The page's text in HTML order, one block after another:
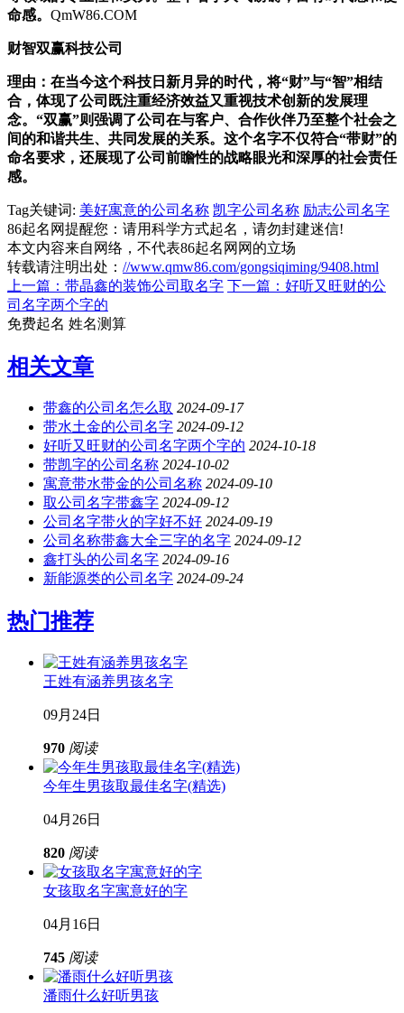
命感。 QmW86.COM
财智双赢科技公司
理由：在当今这个科技日新月异的时代，将“财”与“智”相结
合，体现了公司既注重经济效益又重视技术创新的发展理
念。“双赢”则强调了公司在与客户、合作伙伴乃至整个社会之
间的和谐共生、共同发展的关系。这个名字不仅符合“带财”的
命名要求，还展现了公司前瞻性的战略眼光和深厚的社会责任
感。
Tag关键词: 美好寓意的公司名称 凯字公司名称 励志公司名字
86起名网提醒您：请用科学方式起名，请勿封建迷信!
本文内容来自网络，不代表86起名网网的立场
转载请注明出处： //www.qmw86.com/gongsiqiming/9408.html
上一篇：带晶鑫的装饰公司取名字 下一篇：好听又旺财的公
司名字两个字的
免费起名 姓名测算
相关文章
带鑫的公司名怎么取 2024-09-17
带水土金的公司名字 2024-09-12
好听又旺财的公司名字两个字的 2024-10-18
带凯字的公司名称 2024-10-02
寓意带水带金的公司名称 2024-09-10
取公司名字带鑫字 2024-09-12
公司名字带火的字好不好 2024-09-19
公司名称带鑫大全三字的名字 2024-09-12
鑫打头的公司名字 2024-09-16
新能源类的公司名字 2024-09-24
热门推荐
王姓有涵养男孩名字
09月24日
970 阅读
今年生男孩取最佳名字(精选)
04月26日
820 阅读
女孩取名字寓意好的字
04月16日
745 阅读
潘雨什么好听男孩